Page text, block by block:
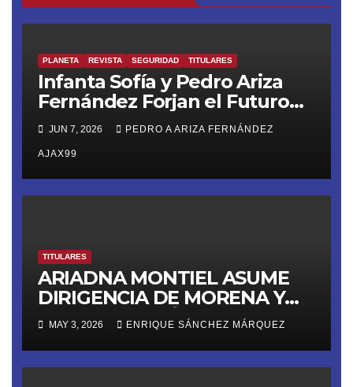
PLANETA REVISTA SEGURIDAD TITULARES
Infanta Sofía y Pedro Ariza
Fernández Forjan el Futuro
de la Soberanía Real
JUN 7, 2026 PEDRO A ARIZA FERNÁNDEZ
AJAX99
TITULARES
ARIADNA MONTIEL ASUME
DIRIGENCIA DE MORENA Y
LANZA ULTIMÁTUM RUMBO
AL 2027
MAY 3, 2026 ENRIQUE SÁNCHEZ MÁRQUEZ